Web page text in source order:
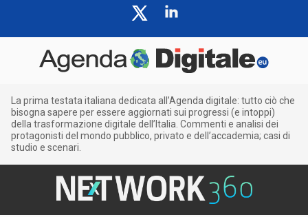
La prima testata italiana dedicata all’Agenda digitale: tutto ciò che
bisogna sapere per essere aggiornati sui progressi (e intoppi)
della trasformazione digitale dell’Italia. Commenti e analisi dei
protagonisti del mondo pubblico, privato e dell’accademia; casi di
studio e scenari.